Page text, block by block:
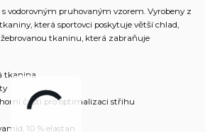
vodorovným pruhovaným vzorem. Vyrobeny z
která sportovci poskytuje větší chlad,
žebrovanou tkaninu, která zabraňuje
tkanina
části pro optimalizaci střihu
10 % elastan